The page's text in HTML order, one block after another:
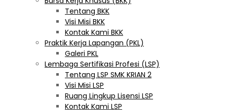
Tentang BKK
Visi Misi BKK
Kontak Kami BKK
Praktik Kerja Lapangan (PKL)
Galeri PKL
Lembaga Sertifikasi Profesi (LSP)
Tentang LSP SMK KRIAN 2
Visi Misi LSP
Ruang Lingkup Lisensi LSP
Kontak Kami LSP